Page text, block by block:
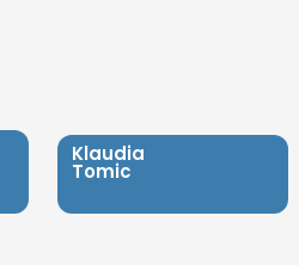
Klaudia
Tomic